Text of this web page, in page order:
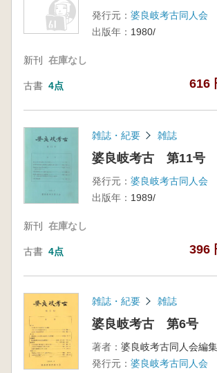
発行元： 婆良岐考古同人会
出版年： 1980/
新刊 在庫なし
古書 4点 616
雑誌・紀要 雑誌
婆良岐考古 第11号
発行元： 婆良岐考古同人会
出版年： 1989/
新刊 在庫なし
古書 4点 396
雑誌・紀要 雑誌
婆良岐考古 第6号
著者： 婆良岐考古同人会編
発行元： 婆良岐考古同人会